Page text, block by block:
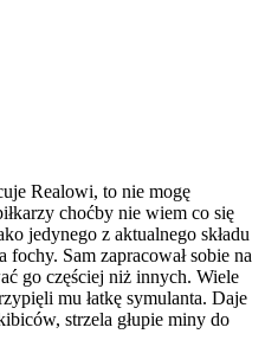
Realowi, to nie mogę
choćby nie wiem co się
jedynego z aktualnego składu
Sam zapracował sobie na
go częściej niż innych. Wiele
mu łatkę symulanta. Daje
strzela głupie miny do